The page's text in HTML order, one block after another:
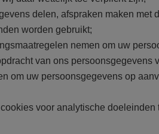
delen, afspraken maken met
worden gebruikt;
nemen om uw
van ons persoonsgegevens
om uw persoonsgegevens op
voor analytische doeleinden